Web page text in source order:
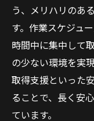
う、メリハリのあ
す。作業スケジュ
時間中に集中して
の少ない環境を実
取得支援といった
ることで、長く安
ています。